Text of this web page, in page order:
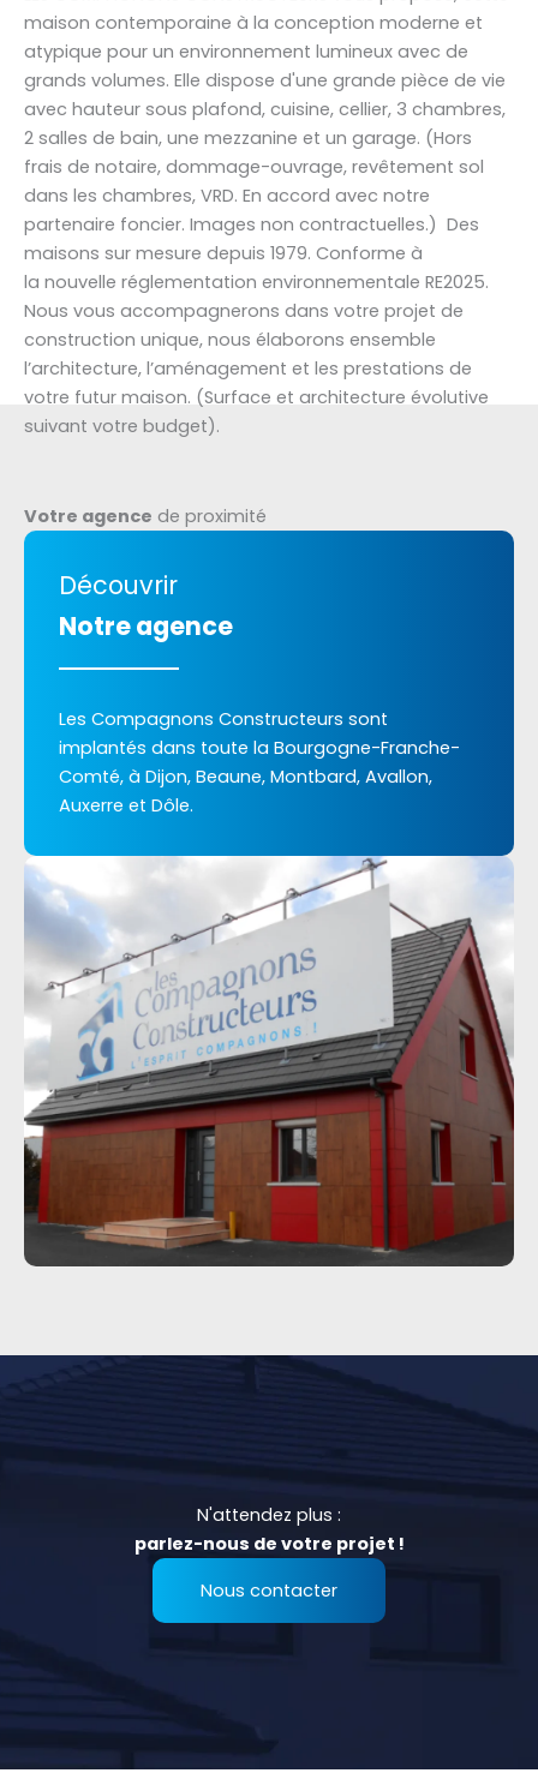
maison contemporaine à la conception moderne et
atypique pour un environnement lumineux avec de
grands volumes. Elle dispose d'une grande pièce de vie
avec hauteur sous plafond, cuisine, cellier, 3 chambres,
2 salles de bain, une mezzanine et un garage. (Hors
frais de notaire, dommage-ouvrage, revêtement sol
dans les chambres, VRD. En accord avec notre
partenaire foncier. Images non contractuelles.) Des
maisons sur mesure depuis 1979. Conforme à
la nouvelle réglementation environnementale RE2025.
Nous vous accompagnerons dans votre projet de
construction unique, nous élaborons ensemble
l’architecture, l’aménagement et les prestations de
votre futur maison. (Surface et architecture évolutive
suivant votre budget).
Votre agence de proximité
Découvrir
Notre agence
Les Compagnons Constructeurs sont
implantés dans toute la Bourgogne-Franche-
Comté, à Dijon, Beaune, Montbard, Avallon,
Auxerre et Dôle.
N'attendez plus :
parlez-nous de votre projet !
Nous contacter